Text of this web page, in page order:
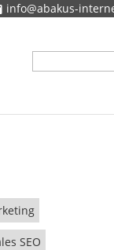
info@abakus-
SEO